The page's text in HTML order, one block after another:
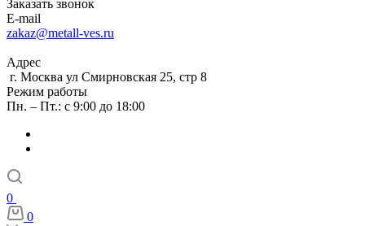
Заказать звонок
E-mail
zakaz@metall-ves.ru
Адрес
г. Москва ул Смирновская 25, стр 8
Режим работы
Пн. – Пт.: с 9:00 до 18:00
0
0